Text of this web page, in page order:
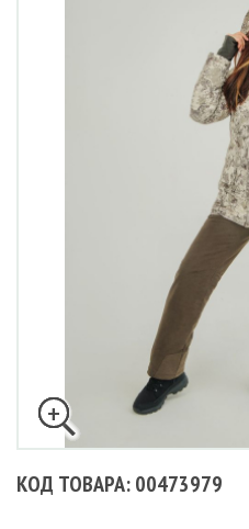
КОД ТОВАРА: 00473979